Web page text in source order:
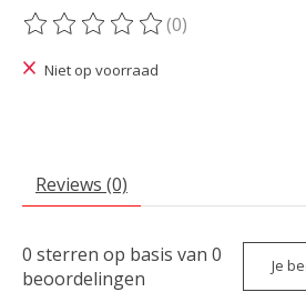
De beoordeling van dit product is
(0)
Niet op voorraad
Reviews (0)
0 sterren op basis van 0
beoordelingen
Je